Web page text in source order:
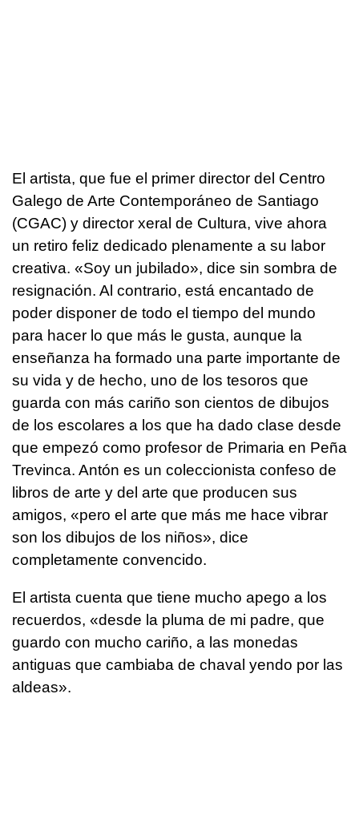
El artista, que fue el primer director del Centro
Galego de Arte Contemporáneo de Santiago
(CGAC) y director xeral de Cultura, vive ahora
un retiro feliz dedicado plenamente a su labor
creativa. «Soy un jubilado», dice sin sombra de
resignación. Al contrario, está encantado de
poder disponer de todo el tiempo del mundo
para hacer lo que más le gusta, aunque la
enseñanza ha formado una parte importante de
su vida y de hecho, uno de los tesoros que
guarda con más cariño son cientos de dibujos
de los escolares a los que ha dado clase desde
que empezó como profesor de Primaria en Peña
Trevinca. Antón es un coleccionista confeso de
libros de arte y del arte que producen sus
amigos, «pero el arte que más me hace vibrar
son los dibujos de los niños», dice
completamente convencido.
El artista cuenta que tiene mucho apego a los
recuerdos, «desde la pluma de mi padre, que
guardo con mucho cariño, a las monedas
antiguas que cambiaba de chaval yendo por las
aldeas».